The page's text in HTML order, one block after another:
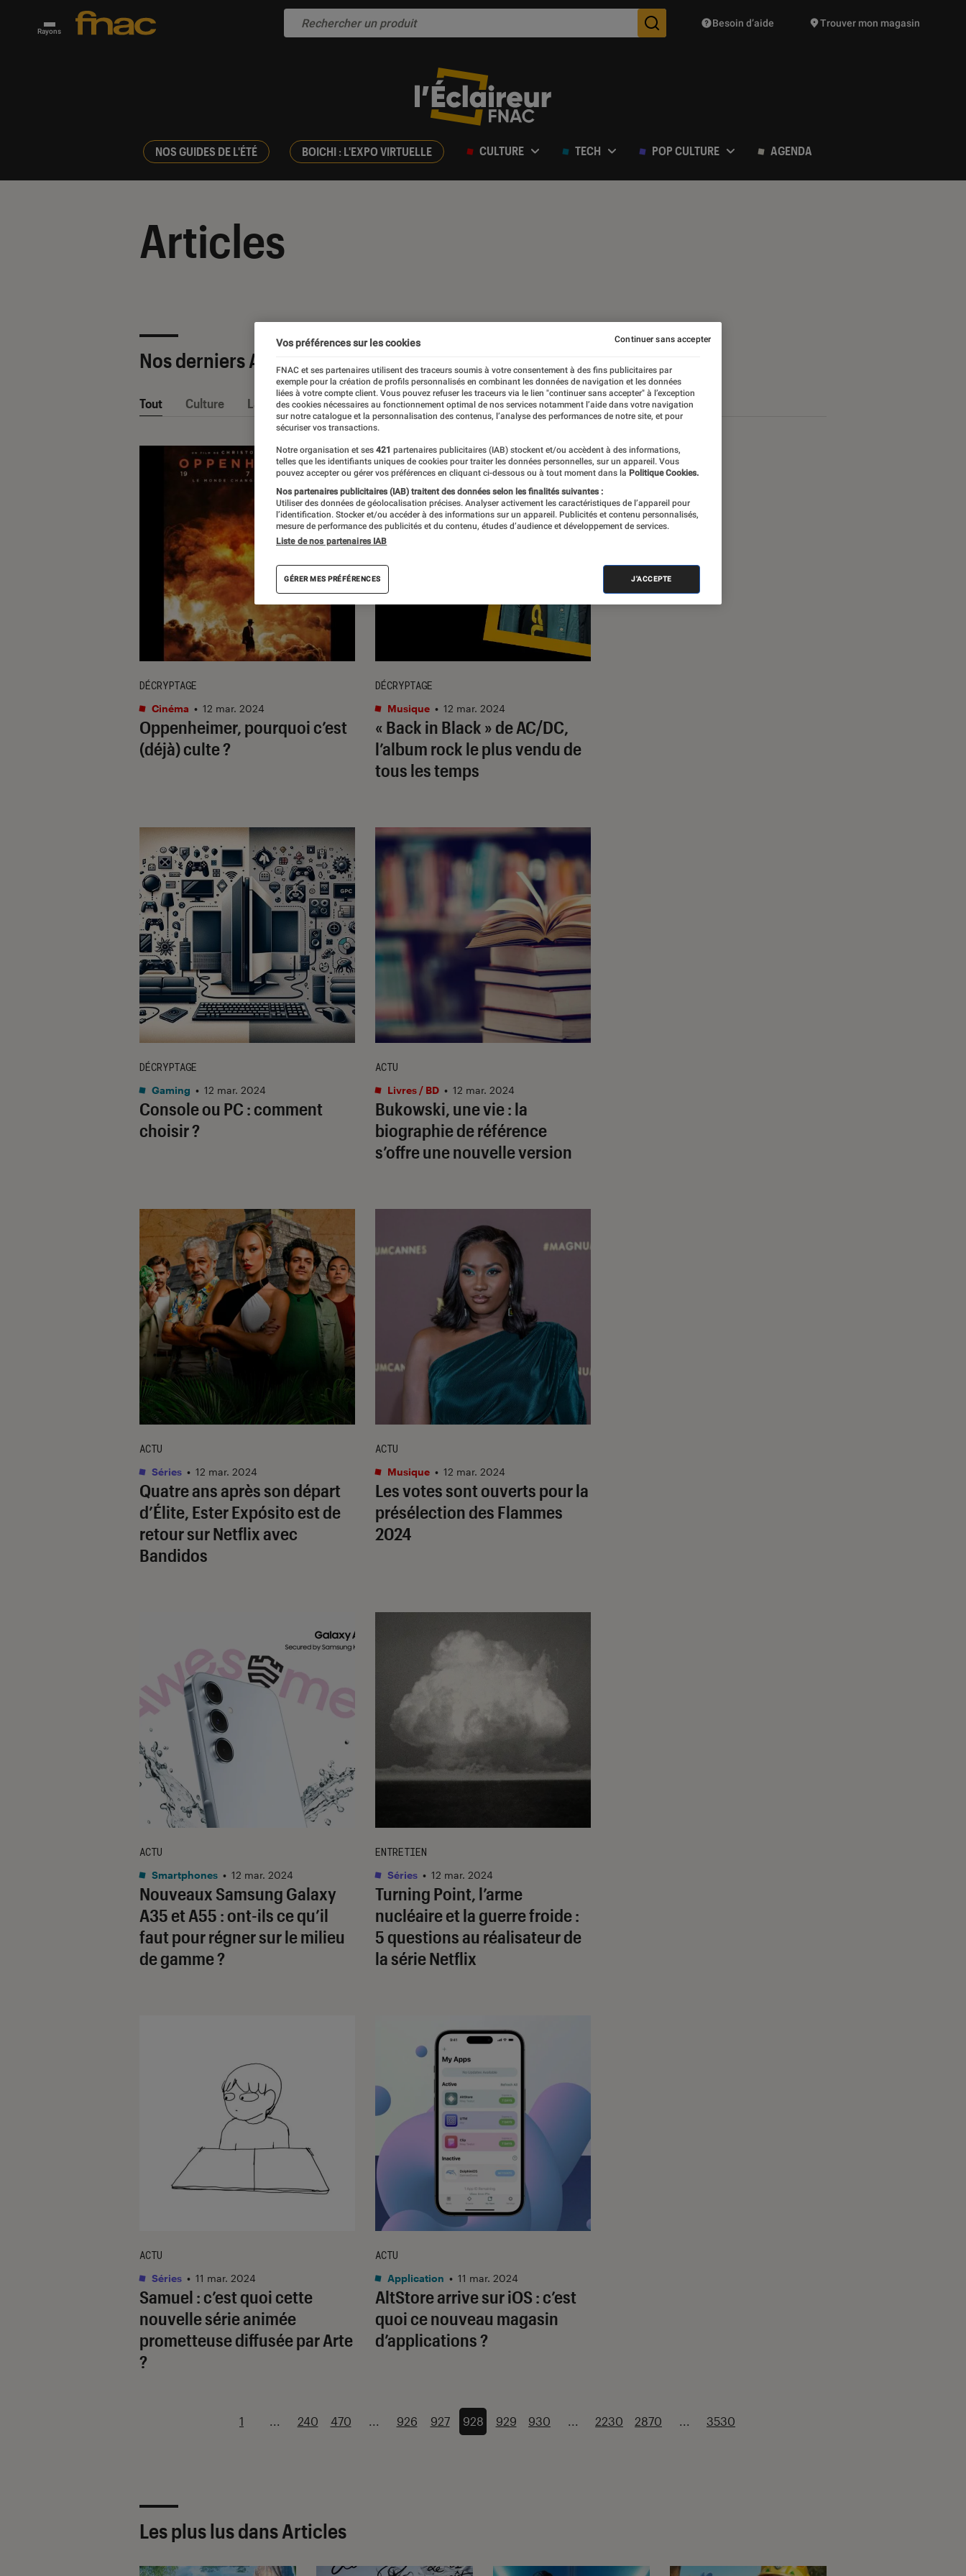
Rayons Des suggestions de produits vont vous être proposées
Besoin d’aide Trouver mon magasin
NOS GUIDES DE L'ÉTÉ BOICHI : L'EXPO VIRTUELLE CULTURE TECH POP CULTURE AGENDA
Articles
Nos derniers Articles
Tout Culture La Claque Fnac Nos conseils Pop Culture Tech
Oppenheimer, pourquoi c’est
(déjà) culte ?
DÉCRYPTAGE
Cinéma • 12 mar. 2024
« Back in Black » de AC/DC,
l’album rock le plus vendu de
tous les temps
DÉCRYPTAGE
Musique • 12 mar. 2024
Console ou PC : comment
choisir ?
DÉCRYPTAGE
Gaming • 12 mar. 2024
Bukowski, une vie: la
biographie de référence
s’offre une nouvelle version
ACTU
Livres / BD • 12 mar. 2024
Quatre ans après son départ
d’Élite, Ester Expósito est de
retour sur Netflix avec
Bandidos
ACTU
Séries • 12 mar. 2024
Les votes sont ouverts pour la
présélection des Flammes
2024
ACTU
Musique • 12 mar. 2024
Nouveaux Samsung Galaxy
A35 et A55 : ont-ils ce qu’il
faut pour régner sur le milieu
de gamme ?
ACTU
Smartphones • 12 mar. 2024
Turning Point, l’arme
nucléaire et la guerre froide:
5 questions au réalisateur de
la série Netflix
ENTRETIEN
Séries • 12 mar. 2024
Samuel : c’est quoi cette
nouvelle série animée
prometteuse diffusée par Arte
?
ACTU
Séries • 11 mar. 2024
AltStore arrive sur iOS : c’est
quoi ce nouveau magasin
d’applications ?
ACTU
Application • 11 mar. 2024
1 ... 240 470 ... 926 927 928 929 930 ... 2230 2870 ... 3530
Les plus lus dans Articles
Vos préférences sur les cookies
FNAC et ses partenaires utilisent des traceurs soumis à votre consentement à des fins publicitaires par
exemple pour la création de profils personnalisés en combinant les données de navigation et les données
liées à votre compte client. Vous pouvez refuser les traceurs via le lien "continuer sans accepter" à l’exception
des cookies nécessaires au fonctionnement optimal de nos services notamment l’aide dans votre navigation
sur notre catalogue et la personnalisation des contenus, l’analyse des performances de notre site, et pour
sécuriser vos transactions.
Notre organisation et ses 421 partenaires publicitaires (IAB) stockent et/ou accèdent à des informations,
telles que les identifiants uniques de cookies pour traiter les données personnelles, sur un appareil. Vous
pouvez accepter ou gérer vos préférences en cliquant ci-dessous ou à tout moment dans la Politique Cookies.
Nos partenaires publicitaires (IAB) traitent des données selon les finalités suivantes :
Utiliser des données de géolocalisation précises. Analyser activement les caractéristiques de l’appareil pour
l’identification. Stocker et/ou accéder à des informations sur un appareil. Publicités et contenu personnalisés,
mesure de performance des publicités et du contenu, études d’audience et développement de services.
Liste de nos partenaires IAB
GÉRER MES PRÉFÉRENCES J'ACCEPTE
Continuer sans accepter